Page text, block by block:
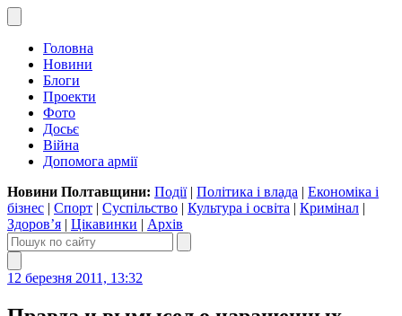
Головна
Новини
Блоги
Проекти
Фото
Досьє
Війна
Допомога армії
Новини Полтавщини: Події| Політика і влада | Економіка і
бізнес | Спорт | Суспільство | Культура і освіта | Кримінал |
Здоров’я | Цікавинки | Архів
12 березня 2011, 13:32